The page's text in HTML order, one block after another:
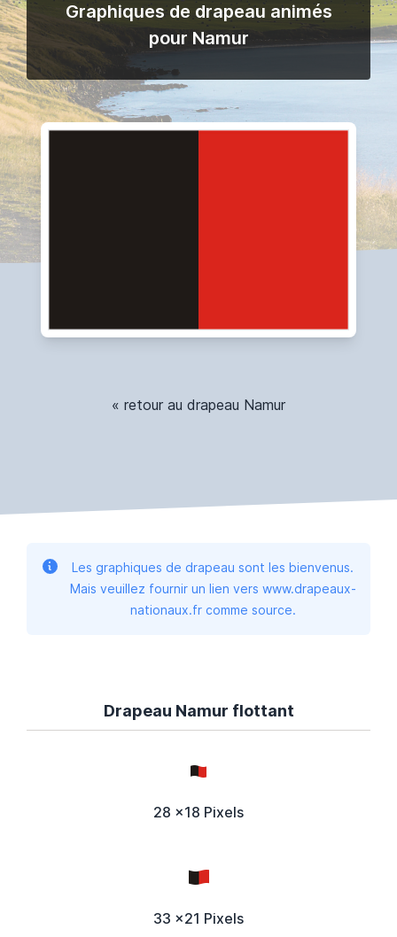
Graphiques de drapeau animés
pour Namur
« retour au drapeau Namur
Les graphiques de drapeau sont les bienvenus.
Mais veuillez fournir un lien vers www.drapeaux-
nationaux.fr comme source.
Drapeau Namur flottant
28 x18 Pixels
33 x21 Pixels